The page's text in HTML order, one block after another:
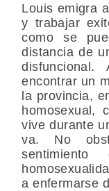
Louis emigra
y trabajar
como se
distancia de
disfuncional.
encontrar un
la provincia,
homosexual,
vive durante
va. No
a enfermarse